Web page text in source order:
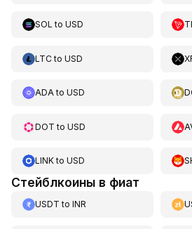
SOL to USD
LTCto USD
ADAto USD
DOT to USD
LINKto USD
Стейблкоины в фиат
USDT to INR